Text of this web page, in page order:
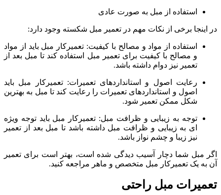
استفاده از مبل به صورت عادی
در اینجا برخی از نکات مهم در تعمیر مبل شکسته وجود دارد:
استفاده از مواد و مصالح با کیفیت: تعمیرکار مبل باید از مواد
و مصالح با کیفیت برای تعمیر مبل استفاده کند تا مبل بعد از
تعمیر نیز دوام داشته باشد.
رعایت اصول و استانداردهای تعمیرات: تعمیرکار مبل باید
اصول و استانداردهای تعمیرات را رعایت کند تا مبل به بهترین
شکل ممکن تعمیر شود.
توجه به زیبایی و ظرافت مبل: تعمیرکار مبل باید توجه ویژه
ای به زیبایی و ظرافت مبل داشته باشد تا مبل بعد از تعمیر
نیز زیبا و چشم نواز باشد.
اگر مبل شما دچار آسیب دیدگی شده است، بهتر است برای تعمیر
آن به یک تعمیرکار مبل متخصص و ماهر مراجعه کنید.
تعمیرات مبل راحتی